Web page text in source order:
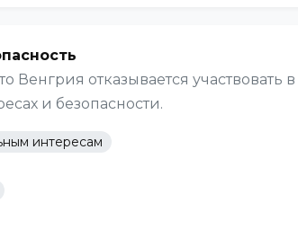
Венгрия отказывается
и безопасности.
интересам